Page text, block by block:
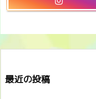
最近の投稿